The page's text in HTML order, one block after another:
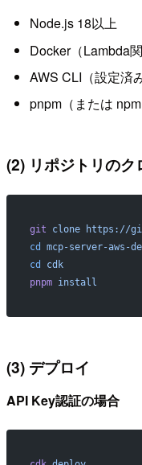
Node.js 18以上
Docker（Lambda
AWS CLI（設定済
pnpm（または npm
(2) リポジトリのク
git clone https://
cd
mcp-server-aws-
cd
cdk
pnpm install
(3) デプロイ
API Key認証の場合